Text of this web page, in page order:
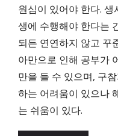
원심이 있어야 한다.
생에 수행해야 한다는
되든 연연하지 않고 꾸
아만으로 인해 공부가
만을 들 수 있으며, 구
하는 어려움이 있으나
는 쉬움이 있다.